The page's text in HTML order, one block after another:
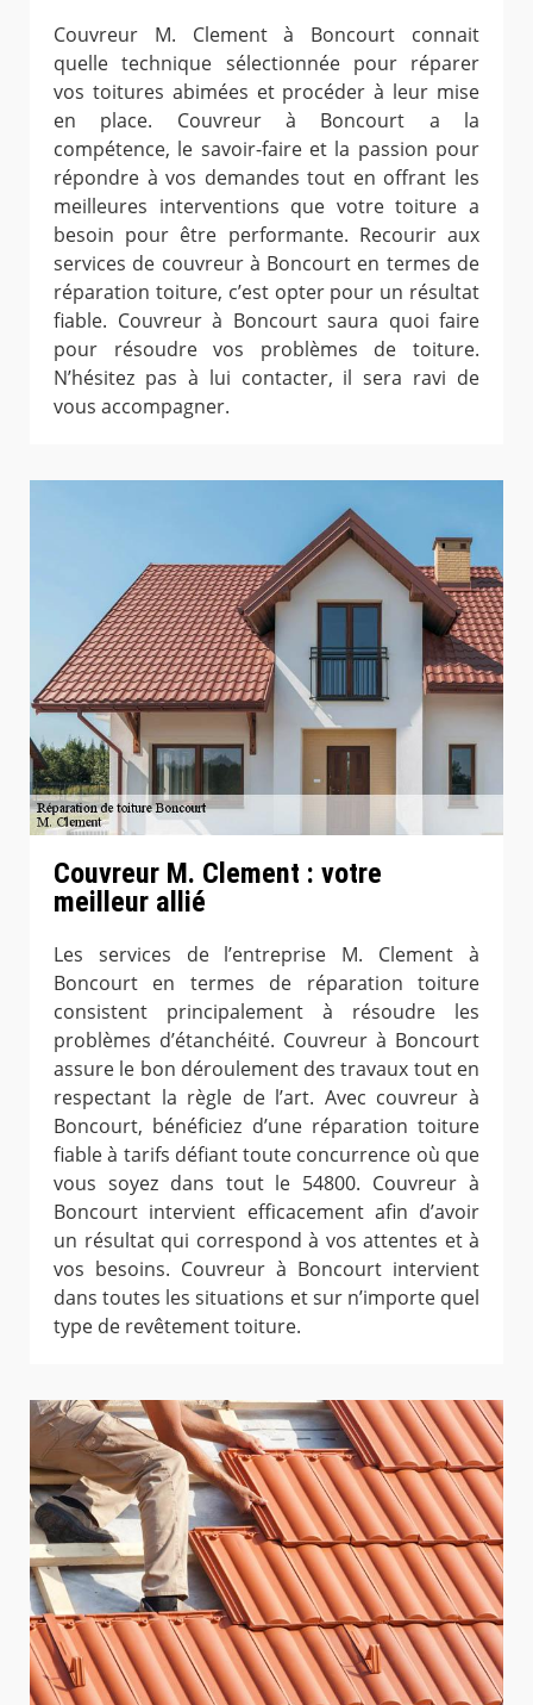
Couvreur M. Clement à Boncourt connait
quelle technique sélectionnée pour réparer
vos toitures abimées et procéder à leur mise
en place. Couvreur à Boncourt a la
compétence, le savoir-faire et la passion pour
répondre à vos demandes tout en offrant les
meilleures interventions que votre toiture a
besoin pour être performante. Recourir aux
services de couvreur à Boncourt en termes de
réparation toiture, c’est opter pour un résultat
fiable. Couvreur à Boncourt saura quoi faire
pour résoudre vos problèmes de toiture.
N’hésitez pas à lui contacter, il sera ravi de
vous accompagner.
Couvreur M. Clement : votre
meilleur allié
Les services de l’entreprise M. Clement à
Boncourt en termes de réparation toiture
consistent principalement à résoudre les
problèmes d’étanchéité. Couvreur à Boncourt
assure le bon déroulement des travaux tout en
respectant la règle de l’art. Avec couvreur à
Boncourt, bénéficiez d’une réparation toiture
fiable à tarifs défiant toute concurrence où que
vous soyez dans tout le 54800. Couvreur à
Boncourt intervient efficacement afin d’avoir
un résultat qui correspond à vos attentes et à
vos besoins. Couvreur à Boncourt intervient
dans toutes les situations et sur n’importe quel
type de revêtement toiture.